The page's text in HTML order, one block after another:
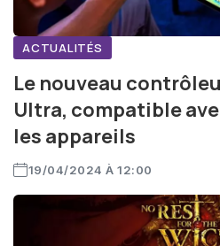
ACTUALITÉS
Le nouveau
Ultra, compatible
les appareils
19/04/2024 À 12:00